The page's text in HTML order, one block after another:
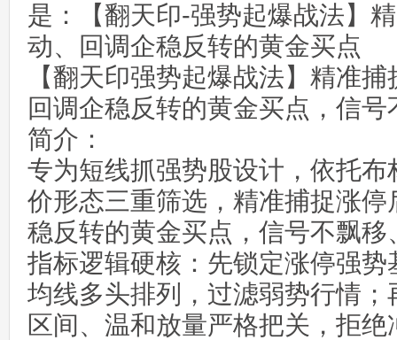
是：【翻天印-强势起爆战法】
动、回调企稳反转的黄金买点
【翻天印强势起爆战法】精准
回调企稳反转的黄金买点，信
简介：
专为短线抓强势股设计，依托
价形态三重筛选，精准捕捉涨
稳反转的黄金买点，信号不飘移
指标逻辑硬核：先锁定涨停强
均线多头排列，过滤弱势行情
区间、温和放量严格把关，拒